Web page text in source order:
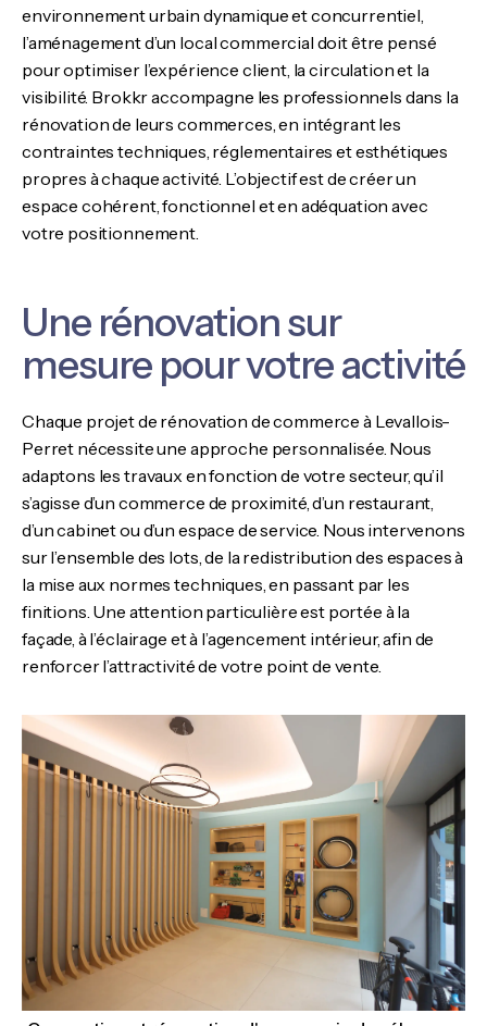
environnement urbain dynamique et concurrentiel,
l’aménagement d’un local commercial doit être pensé
pour optimiser l’expérience client, la circulation et la
visibilité. Brokkr accompagne les professionnels dans la
rénovation de leurs commerces, en intégrant les
contraintes techniques, réglementaires et esthétiques
propres à chaque activité. L’objectif est de créer un
espace cohérent, fonctionnel et en adéquation avec
votre positionnement.
Une rénovation sur
mesure pour votre activité
Chaque projet de rénovation de commerce à Levallois-
Perret nécessite une approche personnalisée. Nous
adaptons les travaux en fonction de votre secteur, qu’il
s’agisse d’un commerce de proximité, d’un restaurant,
d’un cabinet ou d’un espace de service. Nous intervenons
sur l’ensemble des lots, de la redistribution des espaces à
la mise aux normes techniques, en passant par les
finitions. Une attention particulière est portée à la
façade, à l’éclairage et à l’agencement intérieur, afin de
renforcer l’attractivité de votre point de vente.